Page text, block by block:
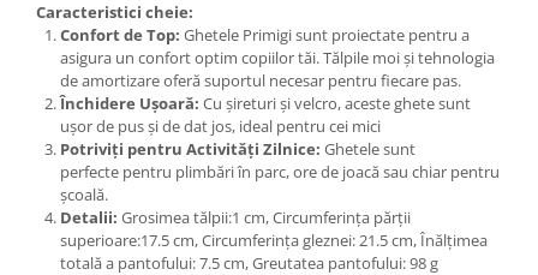
Caracteristici cheie:
Confort de Top: Ghetele Primigi sunt proiectate pentru a
asigura un confort optim copiilor tăi. Tălpile moi și tehnologia
de amortizare oferă suportul necesar pentru fiecare pas.
Închidere Ușoară: Cu șireturi și velcro, aceste ghete sunt
ușor de pus și de dat jos, ideal pentru cei mici
Potriviți pentru Activități Zilnice: Ghetele sunt
perfecte pentru plimbări în parc, ore de joacă sau chiar pentru
școală.
Detalii: Grosimea tălpii:1 cm, Circumferința părții
superioare:17.5 cm, Circumferința gleznei: 21.5 cm, Înălțimea
totală a pantofului: 7.5 cm, Greutatea pantofului: 98 g